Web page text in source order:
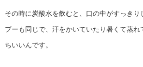
その時に炭酸水を飲むと、口の中がすっきり
プーも同じで、汗をかいていたり暑くて蒸
ちいいんです。